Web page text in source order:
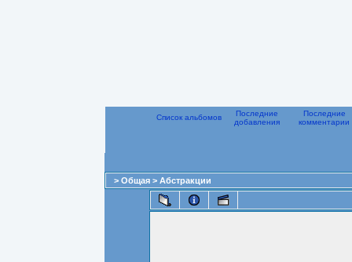
Список альбомов
Последние
добавления
Последние
комментарии
> Общая > Абстракции